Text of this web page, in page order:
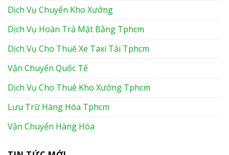
Dịch Vụ Chuyển Kho Xưởng
Dịch Vụ Hoàn Trả Mặt Bằng Tphcm
Dịch Vụ Cho Thuê Xe Taxi Tải Tphcm
Vận Chuyển Quốc Tế
Dịch Vụ Cho Thuê Kho Xưởng Tphcm
Lưu Trữ Hàng Hóa Tphcm
Vận Chuyển Hàng Hóa